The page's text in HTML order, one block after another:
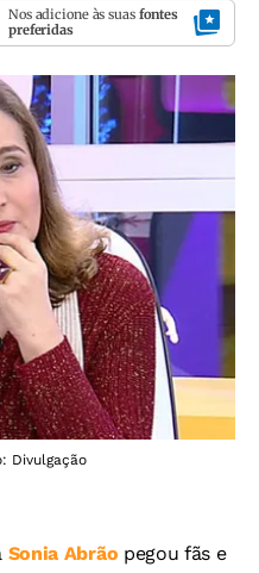
Nos adicione às suas fontes
preferidas
Divulgação
Sonia Abrão pegou fãs e